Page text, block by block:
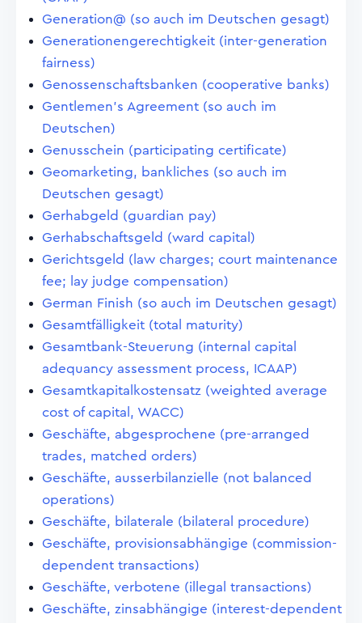
Generation@ (so auch im Deutschen gesagt)
Generationengerechtigkeit (inter-generation
fairness)
Genossenschaftsbanken (cooperative banks)
Gentlemen's Agreement (so auch im
Deutschen)
Genusschein (participating certificate)
Geomarketing, bankliches (so auch im
Deutschen gesagt)
Gerhabgeld (guardian pay)
Gerhabschaftsgeld (ward capital)
Gerichtsgeld (law charges; court maintenance
fee; lay judge compensation)
German Finish (so auch im Deutschen gesagt)
Gesamtfälligkeit (total maturity)
Gesamtbank-Steuerung (internal capital
adequancy assessment process, ICAAP)
Gesamtkapitalkostensatz (weighted average
cost of capital, WACC)
Geschäfte, abgesprochene (pre-arranged
trades, matched orders)
Geschäfte, ausserbilanzielle (not balanced
operations)
Geschäfte, bilaterale (bilateral procedure)
Geschäfte, provisionsabhängige (commission-
dependent transactions)
Geschäfte, verbotene (illegal transactions)
Geschäfte, zinsabhängige (interest-dependent